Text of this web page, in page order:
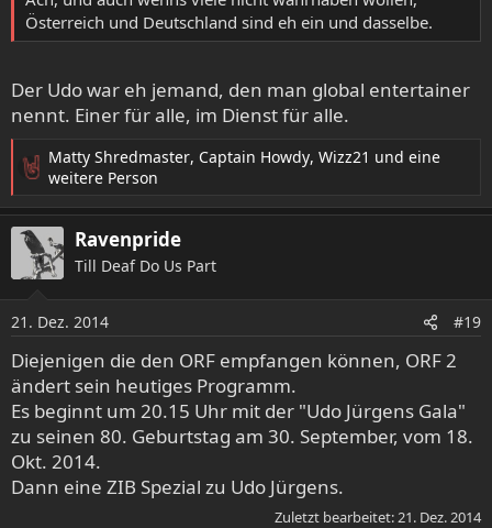
Österreich und Deutschland sind eh ein und dasselbe.
Der Udo war eh jemand, den man global entertainer
nennt. Einer für alle, im Dienst für alle.
R
a
k
i
o
n
e
n
:
Matty Shredmaster, Captain Howdy, Wizz21 und eine
weitere Person
Ravenpride
Till Deaf Do Us Part
21. Dez. 2014 #19
Diejenigen die den ORF empfangen können, ORF 2
ändert sein heutiges Programm.
Es beginnt um 20.15 Uhr mit der "Udo Jürgens Gala"
zu seinen 80. Geburtstag am 30. September, vom 18.
Okt. 2014.
Dann eine ZIB Spezial zu Udo Jürgens.
Zuletzt bearbeitet: 21. Dez. 2014